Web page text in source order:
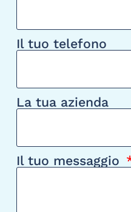
Il tuo telefono
La tua azienda
Il tuo messaggio